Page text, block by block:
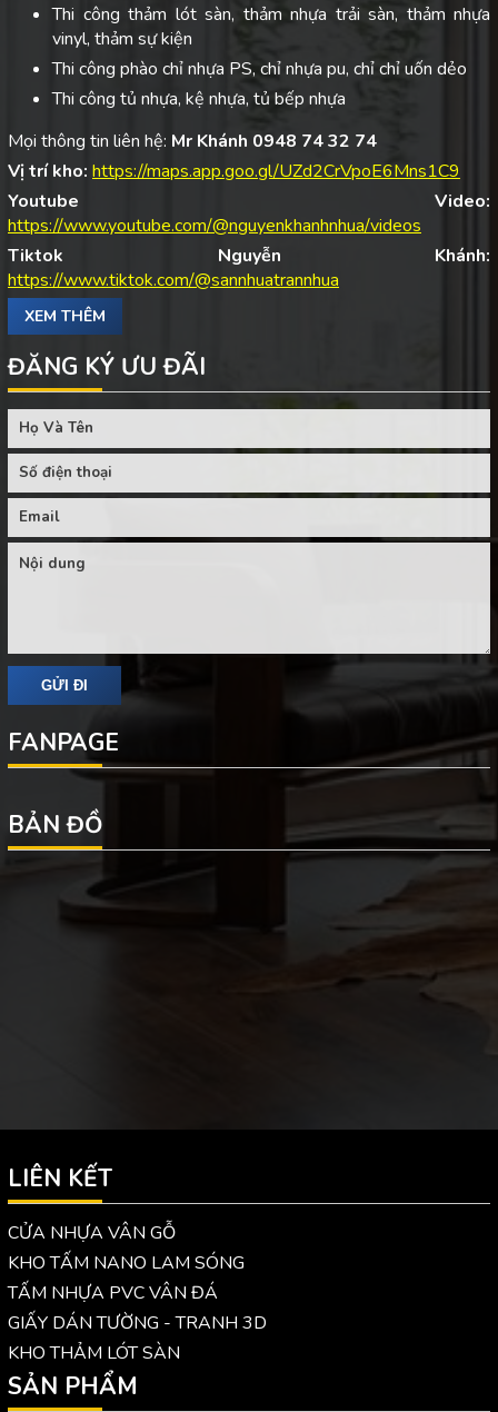
Thi công thảm lót sàn, thảm nhựa trải sàn, thảm nhựa
vinyl, thảm sự kiện
Thi công phào chỉ nhựa PS, chỉ nhựa pu, chỉ chỉ uốn dẻo
Thi công tủ nhựa, kệ nhựa, tủ bếp nhựa
Mọi thông tin liên hệ: Mr Khánh 0948 74 32 74
Vị trí kho: https://maps.app.goo.gl/UZd2CrVpoE6Mns1C9
Youtube Video:
https://www.youtube.com/@nguyenkhanhnhua/videos
Tiktok Nguyễn Khánh:
https://www.tiktok.com/@sannhuatrannhua
XEM THÊM
ĐĂNG KÝ ƯU ĐÃI
FANPAGE
BẢN ĐỒ
LIÊN KẾT
CỬA NHỰA VÂN GỖ
KHO TẤM NANO LAM SÓNG
TẤM NHỰA PVC VÂN ĐÁ
GIẤY DÁN TƯỜNG - TRANH 3D
KHO THẢM LÓT SÀN
SẢN PHẨM